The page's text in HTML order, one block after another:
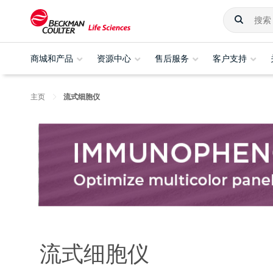
商城和产品 资源中心 售后服务 客户支持
主页 流式细胞仪
流式细胞仪